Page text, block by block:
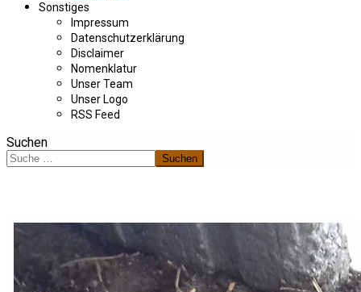
Sonstiges
Impressum
Datenschutzerklärung
Disclaimer
Nomenklatur
Unser Team
Unser Logo
RSS Feed
Suchen
Suchen